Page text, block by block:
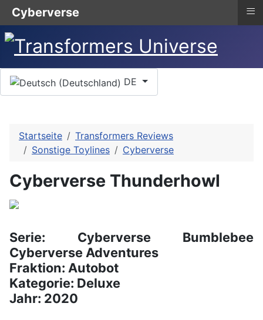
Sprache auswählen
DE
Startseite
Transformers Reviews
Sonstige Toylines
Cyberverse
Cyberverse Thunderhowl
Serie: Cyberverse Bumblebee
Cyberverse Adventures
Fraktion: Autobot
Kategorie: Deluxe
Jahr: 2020
Cyberverse ≡